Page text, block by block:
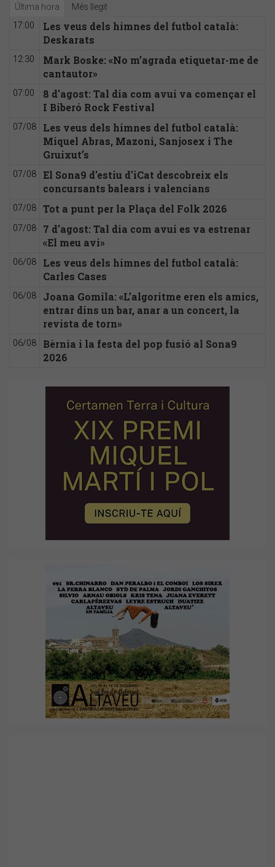
Última hora Més llegit
17:00
Les veus dels himnes del futbol català:
Deskarats
12:30
Mark Boske: «No m’agrada etiquetar-me de
cantautor»
07:00
8 d'agost: Tal dia com avui va començar el
I Biberó Rock Festival
07/08
Les veus dels himnes del futbol català:
Miquel Abras, Mazoni, Sanjosex i The
Gruixut’s
07/08
El Sona9 d'estiu d'iCat descobreix els
concursants balears i valencians
07/08 Tot a punt per la Plaça del Folk 2026
07/08
7 d'agost: Tal dia com avui es va estrenar
«El meu avi»
06/08
Les veus dels himnes del futbol català:
Carles Cases
06/08
Joana Gomila: «L’algoritme eren els amics,
entrar dins un bar, anar a un concert, la
revista de torn»
06/08
Bèrnia i la festa del pop fusió al Sona9
2026